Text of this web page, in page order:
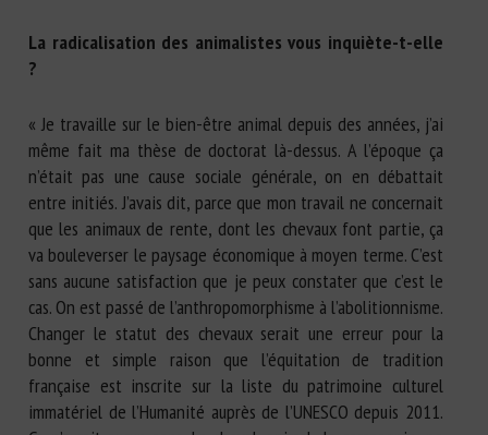
La radicalisation des animalistes vous inquiète-t-elle
?
« Je travaille sur le bien-être animal depuis des années, j’ai
même fait ma thèse de doctorat là-dessus. A l’époque ça
n’était pas une cause sociale générale, on en débattait
entre initiés. J’avais dit, parce que mon travail ne concernait
que les animaux de rente, dont les chevaux font partie, ça
va bouleverser le paysage économique à moyen terme. C’est
sans aucune satisfaction que je peux constater que c’est le
cas. On est passé de l’anthropomorphisme à l’abolitionnisme.
Changer le statut des chevaux serait une erreur pour la
bonne et simple raison que l’équitation de tradition
française est inscrite sur la liste du patrimoine culturel
immatériel de l’Humanité auprès de l’UNESCO depuis 2011.